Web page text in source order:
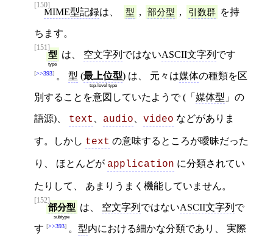
[150]
MIME型記録は、 型 , 部分型 , 引数群 を持
ちます。
[151]
型
type
は、 空文字列 ではないASCII文字列 です
>>393 。 型 (最上位型
top-level type
) は、 元々は媒体の種類を区
別することを意図していたようで (「 媒体型 」の
語源)、 text audio video などがありま
す。しかし text の意味するところが曖昧だった
り、 ほとんどが application に分類されてい
たりして、 あまりうまく機能していません。
[152]
部分型
subtype
は、 空文字列 ではないASCII文字列 で
す >>393 。 型内における細かな分類であり、 実際